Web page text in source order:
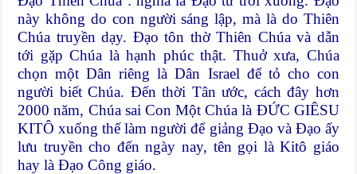
này không do con người sáng lập, mà là do Thiên
Chúa truyền dạy. Đạo tôn thờ Thiên Chúa và dẫn
tới gặp Chúa là hạnh phúc thật. Thuở xưa, Chúa
chọn một Dân riêng là Dân Israel để tỏ cho con
người biết Chúa. Đến thời Tân ước, cách đây hơn
2000 năm, Chúa sai Con Một Chúa là ĐỨC GIÊSU
KITÔ xuống thế làm người để giảng Đạo và Đạo ấy
lưu truyền cho đến ngày nay, tên gọi là Kitô giáo
hay là Đạo Công giáo.